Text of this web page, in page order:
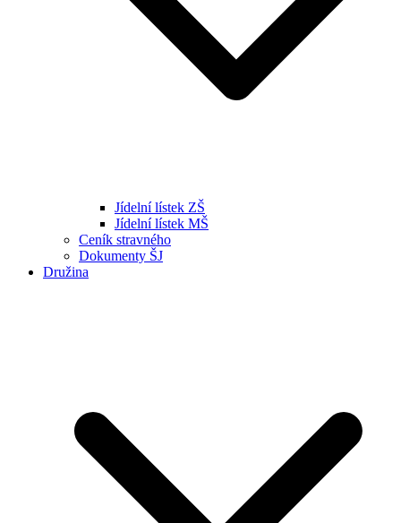
Jídelní lístek ZŠ
Jídelní lístek MŠ
Ceník stravného
Dokumenty ŠJ
Družina